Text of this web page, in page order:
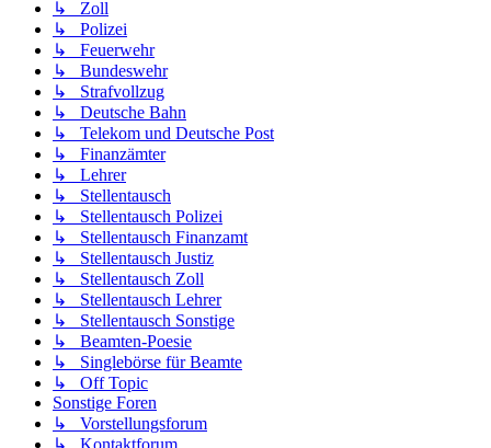
↳ Zoll
↳ Polizei
↳ Feuerwehr
↳ Bundeswehr
↳ Strafvollzug
↳ Deutsche Bahn
↳ Telekom und Deutsche Post
↳ Finanzämter
↳ Lehrer
↳ Stellentausch
↳ Stellentausch Polizei
↳ Stellentausch Finanzamt
↳ Stellentausch Justiz
↳ Stellentausch Zoll
↳ Stellentausch Lehrer
↳ Stellentausch Sonstige
↳ Beamten-Poesie
↳ Singlebörse für Beamte
↳ Off Topic
Sonstige Foren
↳ Vorstellungsforum
↳ Kontaktforum